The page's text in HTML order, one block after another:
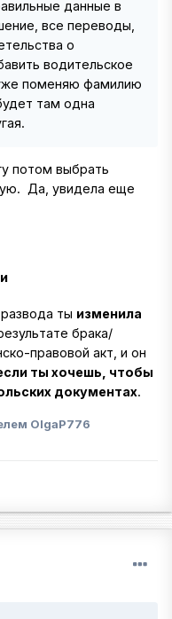
данные в
все переводы,
о
водительское
поменяю фамилию
там одна
потом выбрать
Да, увидела еще
развода ты изменила
брака/
правовой акт, и он
ты хочешь, чтобы
документах.
OlgaP776